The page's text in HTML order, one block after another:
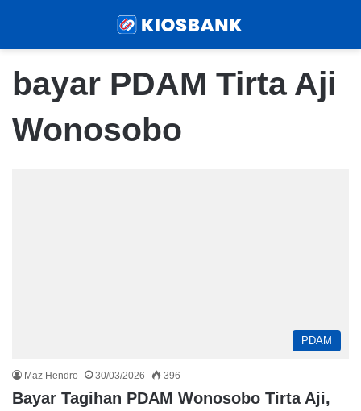
bayar PDAM Tirta Aji
Wonosobo
PDAM
Maz Hendro 30/03/2026 396
Bayar Tagihan PDAM Wonosobo Tirta Aji,